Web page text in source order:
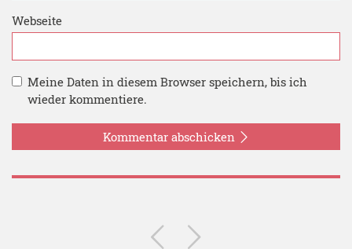
Webseite
Meine Daten in diesem Browser speichern, bis ich
wieder kommentiere.
Kommentar abschicken